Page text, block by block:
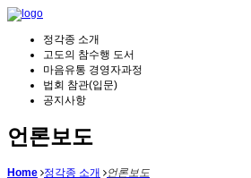
정각종 소개
고도의 참수행 도서
마음유통 경영자과정
법회 참관(입문)
공지사항
언론보도
Home 정각종 소개
언론보도